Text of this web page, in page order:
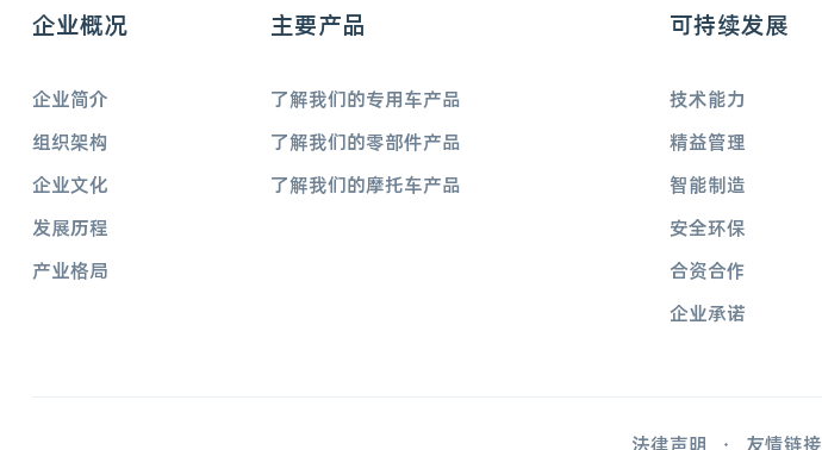
企业概况
企业简介
组织架构
企业文化
发展历程
产业格局
主要产品
了解我们的专用车产品
了解我们的零部件产品
了解我们的摩托车产品
可持续发展
技术能力
精益管理
智能制造
安全环保
合资合作
企业承诺
法律声明 友情链接